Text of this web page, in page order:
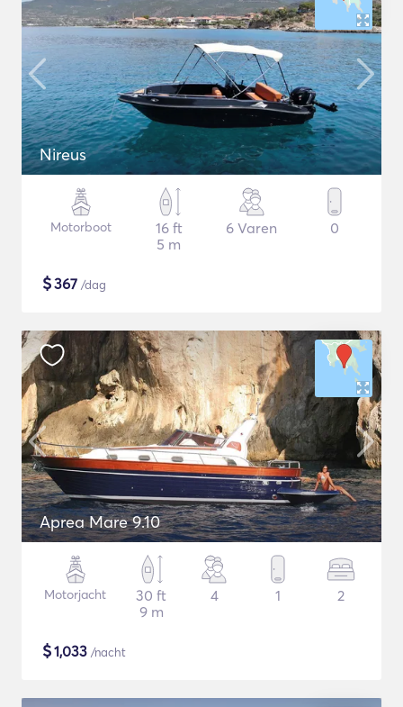
Nireus
Motorboot
16 ft
5 m
6 Varen 0
$367 /dag
Aprea Mare 9.10
Motorjacht
30 ft
9 m
4 1 2
$1,033 /nacht